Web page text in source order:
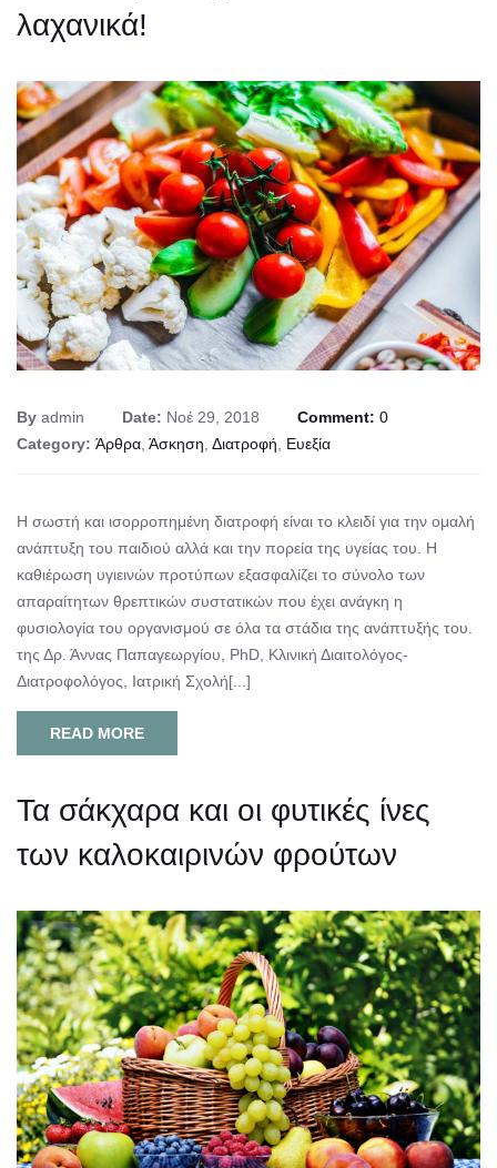
λαχανικά!
By admin Date: Νοέ 29, 2018 Comment: 0
Category: Άρθρα, Άσκηση, Διατροφή, Ευεξία
Η σωστή και ισορροπημένη διατροφή είναι το κλειδί για την ομαλή
ανάπτυξη του παιδιού αλλά και την πορεία της υγείας του. Η
καθιέρωση υγιεινών προτύπων εξασφαλίζει το σύνολο των
απαραίτητων θρεπτικών συστατικών που έχει ανάγκη η
φυσιολογία του οργανισμού σε όλα τα στάδια της ανάπτυξής του.
της Δρ. Άννας Παπαγεωργίου, PhD, Κλινική Διαιτολόγος-
Διατροφολόγος, Ιατρική Σχολή[...]
READ MORE
Τα σάκχαρα και οι φυτικές ίνες
των καλοκαιρινών φρούτων